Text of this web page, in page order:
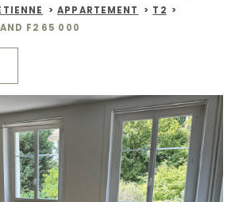
BIENS
NOS
ALERTE
APPARTEMENT
T2
F2 65 000